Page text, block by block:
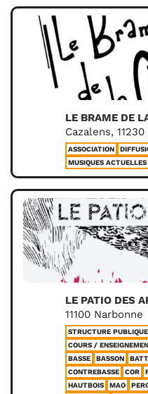
LE BRAME DE
Cazalens,
ASSOCIATION
MUSIQUES ACTUELLES
LE PATIO DES
11100 Narbonne
STRUCTURE PUBLIQUE
COURS /
BASSE
BASSON
CONTREBASSE
COR
HAUTBOIS
MAO